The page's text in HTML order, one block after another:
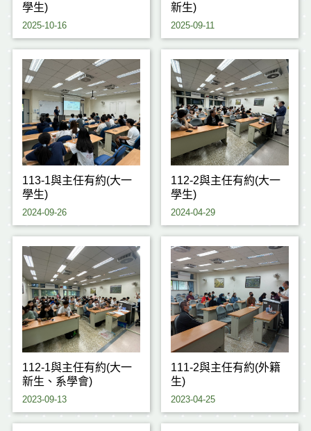
學生)
2025-10-16
新生)
2025-09-11
113-1與主任有約(大一
學生)
2024-09-26
112-2與主任有約(大一
學生)
2024-04-29
112-1與主任有約(大一
新生、系學會)
2023-09-13
111-2與主任有約(外籍
生)
2023-04-25